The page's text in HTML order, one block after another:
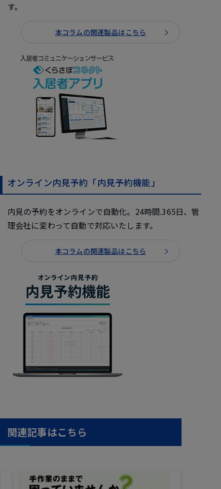
す。
本コラムの関連製品はこちら
オンライン内見予約「内見予約機能」
内見の予約をオンラインで自動化。24時間.365日、管
理会社に変わって自動で対応いたします。
本コラムの関連製品はこちら
関連記事はこちら